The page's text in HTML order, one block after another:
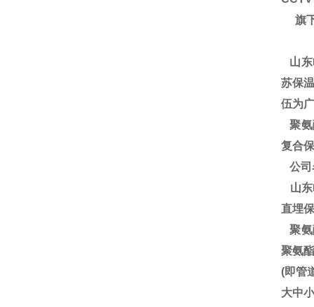
旗下
山东
苏保
伍为
聚
复合
公司
山东
直埋
聚氨
聚氨
(即管
大中